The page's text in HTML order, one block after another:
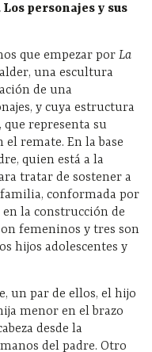
personajes y sus
que empezar por La
una escultura
de una
y cuya estructura
representa su
remate. En la base
quien está a la
tratar de sostener a
conformada por
la construcción de
femeninos y tres son
hijos adolescentes y
un par de ellos, el hijo
menor en el brazo
desde la
del padre. Otro